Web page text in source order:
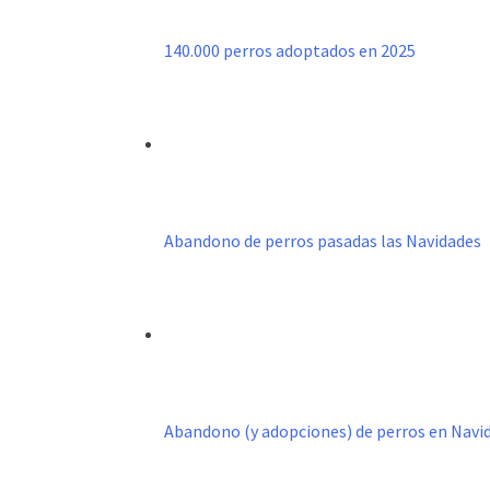
140.000 perros adoptados en 2025
Abandono de perros pasadas las Navidades
Abandono (y adopciones) de perros en